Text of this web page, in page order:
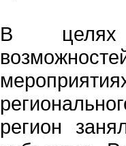
В целях
регион